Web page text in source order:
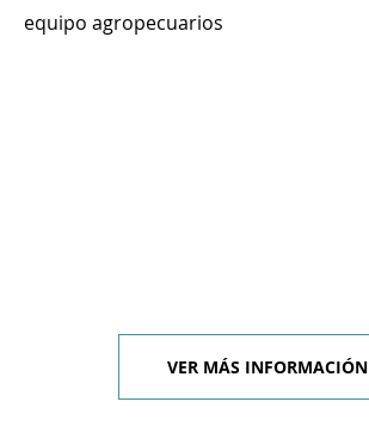
equipo agropecuarios
VER MÁS INFORMACIÓN